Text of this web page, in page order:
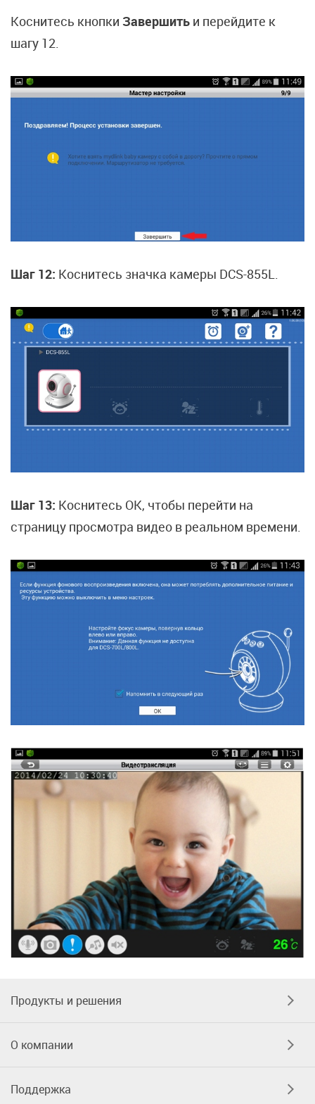
Коснитесь кнопки Завершить и перейдите к
шагу 12.
Шаг 12: Коснитесь значка камеры DCS-855L.
Шаг 13: Коснитесь OK, чтобы перейти на
страницу просмотра видео в реальном времени.
Продукты и решения
О компании
Поддержка